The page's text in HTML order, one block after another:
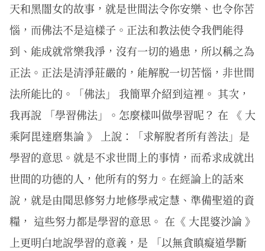
天和黑闇女的故事，就是世間法令你安樂、也令你苦
惱，而佛法不是這樣子。正法和教法使令我們能得
到、能成就常樂我淨，沒有一切的過患，所以稱之為
正法。正法是清淨莊嚴的，能解脫一切苦惱，非世間
法所能比的。「佛法」 我簡單介紹到這裡。 其次，
我再說 「學習佛法」。怎麼樣叫做學習呢？ 在 《 大
乘阿毘達磨集論 》 上說：「求解脫者所有善法」是
學習的意思。就是不求世間上的事情，而希求成就出
世間的功德的人，他所有的努力。在經論上的話來
說，就是由聞思修努力地修學戒定慧、準備聖道的資
糧， 這些努力都是學習的意思。 在《 大毘婆沙論 》
上更明白地說學習的意義，是 「以無貪瞋癡道學斷